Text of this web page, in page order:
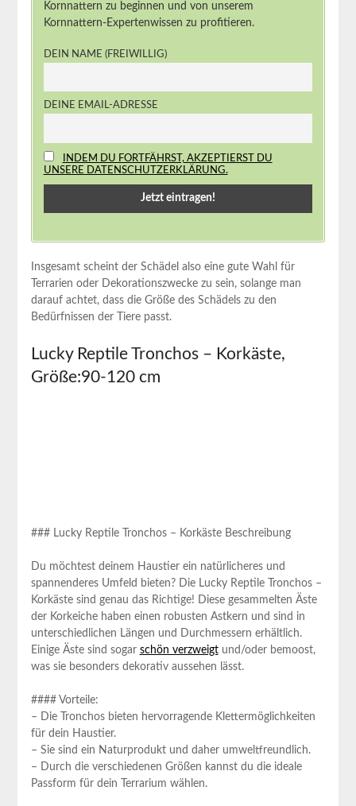
Kornnattern zu beginnen und von unserem
Kornnattern-Expertenwissen zu profitieren.
DEIN NAME (FREIWILLIG)
DEINE EMAIL-ADRESSE
INDEM DU FORTFÄHRST, AKZEPTIERST DU
UNSERE DATENSCHUTZERKLÄRUNG.
Insgesamt scheint der Schädel also eine gute Wahl für
Terrarien oder Dekorationszwecke zu sein, solange man
darauf achtet, dass die Größe des Schädels zu ⁤den
Bedürfnissen‌ der Tiere passt.
Lucky Reptile Tronchos⁢ – Korkäste,
Größe:90-120 cm
###⁣ Lucky Reptile ⁢Tronchos – Korkäste Beschreibung
Du möchtest deinem Haustier ein natürlicheres und
spannenderes Umfeld bieten? Die Lucky Reptile Tronchos –
Korkäste ⁢sind‌ genau ‍das Richtige! Diese gesammelten‍ Äste
der⁤ Korkeiche haben einen‍ robusten Astkern und⁤ sind in
unterschiedlichen Längen und Durchmessern erhältlich.
Einige Äste sind⁤ sogar⁣ schön ​verzweigtund/oder bemoost,
was sie besonders⁣ dekorativ aussehen lässt.
#### Vorteile:
– Die Tronchos ‍bieten hervorragende Klettermöglichkeiten
für ‍dein Haustier.
– Sie‍ sind ein⁤ Naturprodukt und daher⁣ umweltfreundlich.
– Durch ⁣die verschiedenen Größen kannst du die ideale
Passform für dein Terrarium wählen.